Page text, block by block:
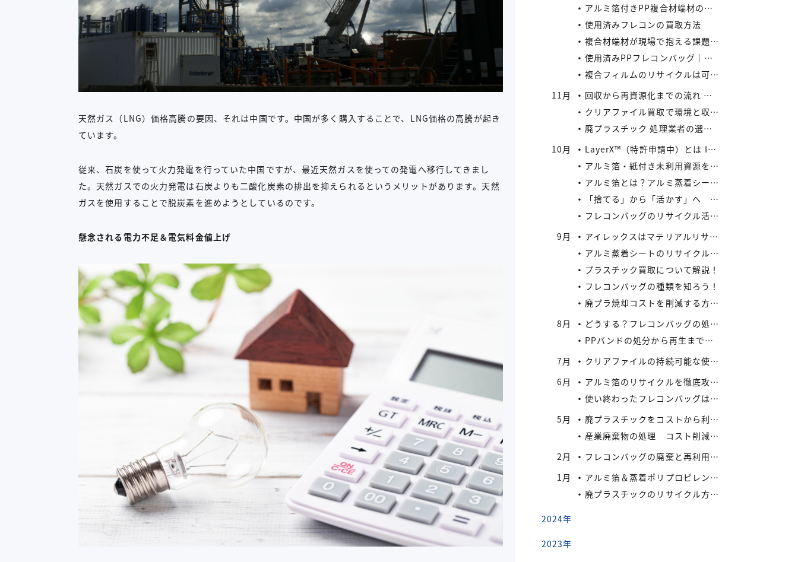
天然ガス（LNG）価格高騰の要因、それは中国です。中国が多く購入することで、LNG価格の高騰が起き
ています。
従来、石炭を使って火力発電を行っていた中国ですが、最近天然ガスを使っての発電へ移行してきまし
た。天然ガスでの火力発電は石炭よりも二酸化炭素の排出を抑えられるというメリットがあります。天然
ガスを使用することで脱炭素を進めようとしているのです。
懸念される電力不足＆電気料金値上げ
アルミ箔付きPP複合材端材の保管・回収における実務上のポイントIREXコラム vol.6
使用済みフレコンの買取方法
複合材端材が現場で抱える課題IREXコラム vol.5
使用済みPPフレコンバッグ｜再利用でコスト削減と環境負荷軽減を実現
複合フィルムのリサイクルは可能か？
11月
回収から再資源化までの流れ ― アイレックスの一貫処理体制 IREXコラム vol.4
クリアファイル買取で環境と収益を同時にサポート！
廃プラスチック 処理業者の選び方
10月
LayerX™（特許申請中）とは IREXコラム vol.3
アルミ箔・紙付き未利用資源をどう活かすか? IREXコラム vol.2
アルミ箔とは？アルミ蒸着シートとの違いとリサイクルの取り組み
「捨てる」から「活かす」へ IREXコラム vol.1
フレコンバッグのリサイクル活用術：廃棄コストを減らす具体策とは
9月
アイレックスはマテリアルリサイクルの新たなビジネスに着手
アルミ蒸着シートのリサイクル方法と流れ
プラスチック買取について解説！
フレコンバッグの種類を知ろう！
廃プラ焼却コストを削減する方法：リサイクルとの比較で見えてくる最適解
8月
どうする？フレコンバッグの処分 vol.2 – 買取がエコにつながる
PPバンドの処分から再生まで：企業が実践できるコスト効率の高い手法
7月
クリアファイルの持続可能な使い方とリサイクル
6月
アルミ箔のリサイクルを徹底攻略：複合材でも再資源化できる最新手法とアイレックス株式会社の取り組み
使い終わったフレコンバッグは資産になる？買取サービスを活用したリサイクル戦略
5月
廃プラスチックをコストから利益へ：買取価格の仕組みと高値で売るコツ
産業廃棄物の処理 コスト削減と法令順守のポイント
2月
フレコンバッグの廃棄と再利用に関する法規制
1月
アルミ箔＆蒸着ポリプロピレンシート 高価買取実施中
廃プラスチックのリサイクル方法と再利用の流れ
2024年
2023年